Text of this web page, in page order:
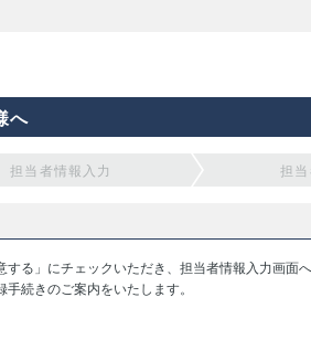
へ
担当者情報入力 担
る」にチェックいただき、担当者情報入力画面へ
続きのご案内をいたします。